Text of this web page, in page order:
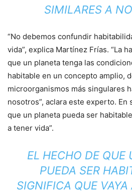
SIMILARES A
“No debemos confundir
vida”, explica Martínez Frías. “La
que un planeta tenga las
habitable en un concepto amplio,
microorganismos más singulares
nosotros”, aclara este experto. En
que un planeta pueda ser
a tener vida”.
EL HECHO DE QUE
PUEDA SER
SIGNIFICA QUE VAYA